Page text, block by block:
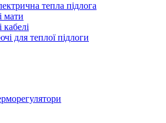
тепла підлога
мати
кабелі
для теплої підлоги